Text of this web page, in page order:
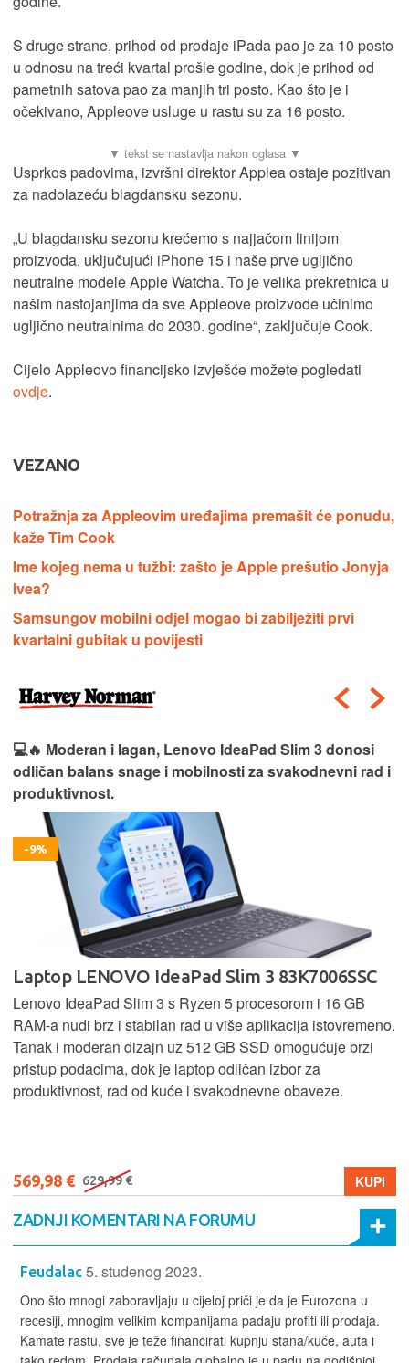
S druge strane, prihod od prodaje iPada pao je za 10 posto
u odnosu na treći kvartal prošle godine, dok je prihod od
pametnih satova pao za manjih tri posto. Kao što je i
očekivano, Appleove usluge u rastu su za 16 posto.
Usprkos padovima, izvršni direktor Applea ostaje pozitivan
za nadolazeću blagdansku sezonu.
„U blagdansku sezonu krećemo s najjačom linijom
proizvoda, uključujući iPhone 15 i naše prve ugljično
neutralne modele Apple Watcha. To je velika prekretnica u
našim nastojanjima da sve Appleove proizvode učinimo
ugljično neutralnima do 2030. godine“, zaključuje Cook.
Cijelo Appleovo financijsko izvješće možete pogledati
ovdje.
VEZANO
Potražnja za Appleovim uređajima premašit će ponudu,
kaže Tim Cook
Ime kojeg nema u tužbi: zašto je Apple prešutio Jonyja
Ivea?
Samsungov mobilni odjel mogao bi zabilježiti prvi
kvartalni gubitak u povijesti
💻🔥 Moderan i lagan, Lenovo IdeaPad Slim 3 donosi
odličan balans snage i mobilnosti za svakodnevni rad i
produktivnost.
-9%
Laptop LENOVO IdeaPad Slim 3 83K7006SSC
Lenovo IdeaPad Slim 3 s Ryzen 5 procesorom i 16 GB
RAM-a nudi brz i stabilan rad u više aplikacija istovremeno.
Tanak i moderan dizajn uz 512 GB SSD omogućuje brzi
pristup podacima, dok je laptop odličan izbor za
produktivnost, rad od kuće i svakodnevne obaveze.
569,98 € 629,99 € KUPI
ZADNJI KOMENTARI NA FORUMU
Feudalac 5. studenog 2023.
Ono što mnogi zaboravljaju u cijeloj priči je da je Eurozona u
recesiji, mnogim velikim kompanijama padaju profiti ili prodaja.
Kamate rastu, sve je teže financirati kupnju stana/kuće, auta i